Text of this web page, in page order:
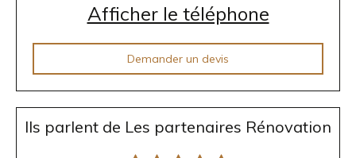
Afficher le téléphone
Demander un devis
Ils parlent de Les partenaires Rénovation